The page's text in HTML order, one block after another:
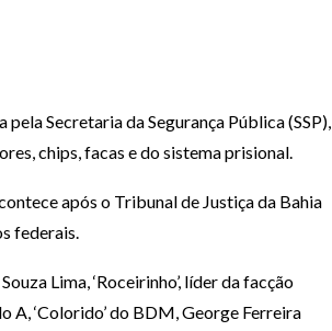
Secretaria da Segurança Pública (SSP),
chips, facas e do sistema prisional.
após o Tribunal de Justiça da Bahia
federais.
Lima, ‘Roceirinho’, líder da facção
A, ‘Colorido’ do BDM, George Ferreira